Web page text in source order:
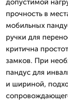
допустимой
прочность в
мобильных
ручки для
критична
замков. При
пандус для
и шириной,